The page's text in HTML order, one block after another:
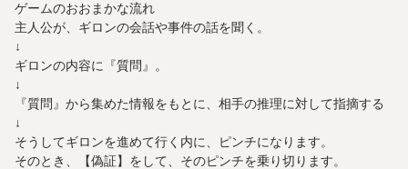
ゲームのおおまかな流れ
主人公が、ギロンの会話や事件の話を聞く。
↓
ギロンの内容に『質問』。
↓
『質問』から集めた情報をもとに、相手の推理に対して指摘する
↓
そうしてギロンを進めて行く内に、ピンチになります。
そのとき、【偽証】をして、そのピンチを乗り切ります。